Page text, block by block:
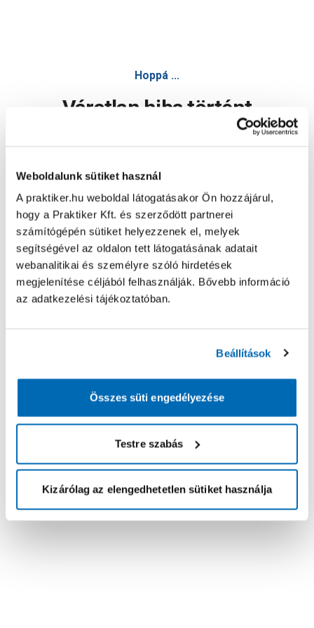
Weboldalunk sütiket használ
A praktiker.hu weboldal látogatásakor Ön hozzájárul,
hogy a Praktiker Kft. és szerződött partnerei
számítógépén sütiket helyezzenek el, melyek
segítségével az oldalon tett látogatásának adatait
webanalitikai és személyre szóló hirdetések
megjelenítése céljából felhasználják. Bővebb információ
az adatkezelési tájékoztatóban.
Beállítások
Összes süti engedélyezése
Testre szabás
Kizárólag az elengedhetetlen sütiket használja
Hoppá ...
Váratlan hiba történt
Oldal újratöltése